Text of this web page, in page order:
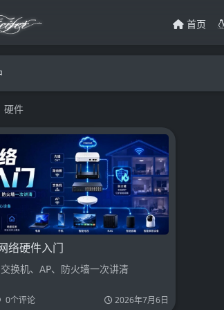
首页
硬件
络硬件入门
换机、AP、防火墙一次讲清
0个评论 2026年7月6日